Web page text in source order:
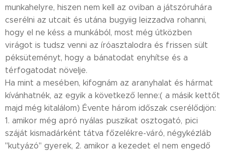
munkahelyre, hiszen nem kell az oviban a játszóruhára
cserélni az utcait és utána bugyiig leizzadva rohanni,
hogy el ne késs a munkából, most még útközben
virágot is tudsz venni az íróasztalodra és frissen sült
péksüteményt, hogy a bánatodat enyhítse és a
térfogatodat növelje.
Ha mint a mesében, kifognám az aranyhalat és hármat
kívánhatnék, az egyik a következő lenne:( a másik kettőt
majd még kitalálom) Évente három időszak cserélődjön:
1. amikor még apró nyálas puszikat osztogató, pici
száját kismadárként tátva főzelékre-váró, négykézláb
"kutyázó" gyerek, 2. amikor a kezedet el nem engedő